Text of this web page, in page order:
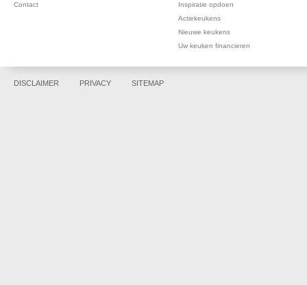
Contact
Inspiratie opdoen
Actiekeukens
Nieuwe keukens
Uw keuken financieren
DISCLAIMER PRIVACY SITEMAP